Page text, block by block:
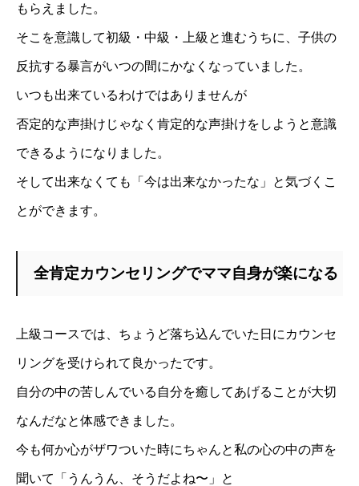
もらえました。
そこを意識して初級・中級・上級と進むうちに、子供の
反抗する暴言がいつの間にかなくなっていました。
いつも出来ているわけではありませんが
否定的な声掛けじゃなく肯定的な声掛けをしようと意識
できるようになりました 。
そして出来な くても「今は出来なかったな」と気づくこ
とができます。
全肯定カウンセリングでママ自身が楽になる
上級コースでは、ちょうど落ち込んでいた日にカウンセ
リングを受けられて良かったです。
自分の中の苦しんでいる自分を癒してあげることが大切
なんだなと体感できました。
今も何か心がザワついた時にちゃんと私の心の中の声を
聞いて「う んうん、そうだよね〜」と